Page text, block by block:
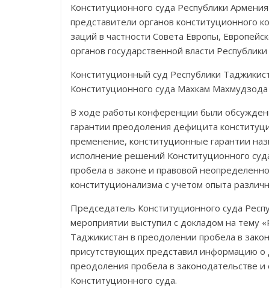
Конституционного суда Республики
представители органов
заций в частности Совета Европы,
органов государственной власти
Конституционный суд Республики
Конституционного суда Махкам
В ходе работы конференции были
гарантии преодоления дефицита
пре­ме­нение, конституционные гарантии
исполнение решений Конституционного
пробела в законе и правовой
конституционализма с учетом опыта
Председатель Конституционного суда
мероприятии выступил с докладом на тему
Таджикистан в прео­до­ле­нии пробела в
присутствующих представил информацию о
преодоления пробела в законодательстве
Конституционного суда.